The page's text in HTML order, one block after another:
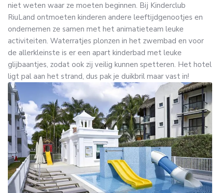
niet weten waar ze moeten beginnen. Bij Kinderclub
RiuLand ontmoeten kinderen andere leeftijdgenootjes en
ondernemen ze samen met het animatieteam leuke
activiteiten. Waterratjes plonzen in het zwembad en voor
de allerkleinste is er een apart kinderbad met leuke
glijbaantjes, zodat ook zij veilig kunnen spetteren. Het hotel
ligt pal aan het strand, dus pak je duikbril maar vast in!